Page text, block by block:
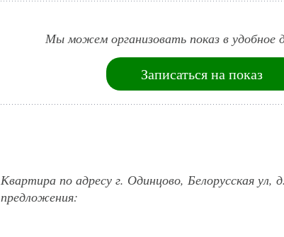
Мы можем организовать показ в удобное
Записаться на показ
Квартира по адресу г. Одинцово, Белорусская ул,
предложения: